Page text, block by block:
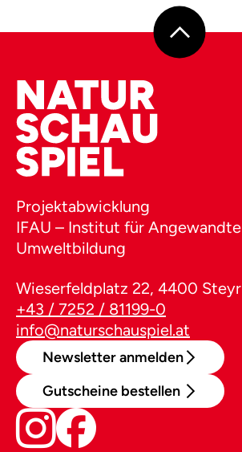
Projektabwicklung
IFAU – Institut für Angewandte
Umweltbildung
Wieserfeldplatz 22, 4400 Steyr
+43 / 7252 / 81199-0
info@naturschauspiel.at
Newsletter anmelden
Gutscheine bestellen